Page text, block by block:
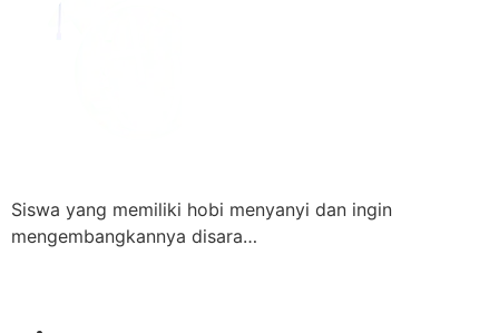
Siswa yang memiliki hobi menyanyi dan ingin
mengembangkannya disara…